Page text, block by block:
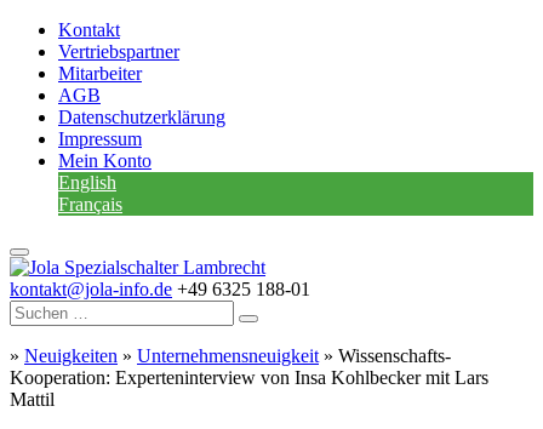
Kontakt
Vertriebspartner
Mitarbeiter
AGB
Datenschutzerklärung
Impressum
Mein Konto
English
Français
kontakt@jola-info.de +49 6325 188-01
» Neuigkeiten » Unternehmensneuigkeit » Wissenschafts-
Kooperation: Experteninterview von Insa Kohlbecker mit Lars
Mattil